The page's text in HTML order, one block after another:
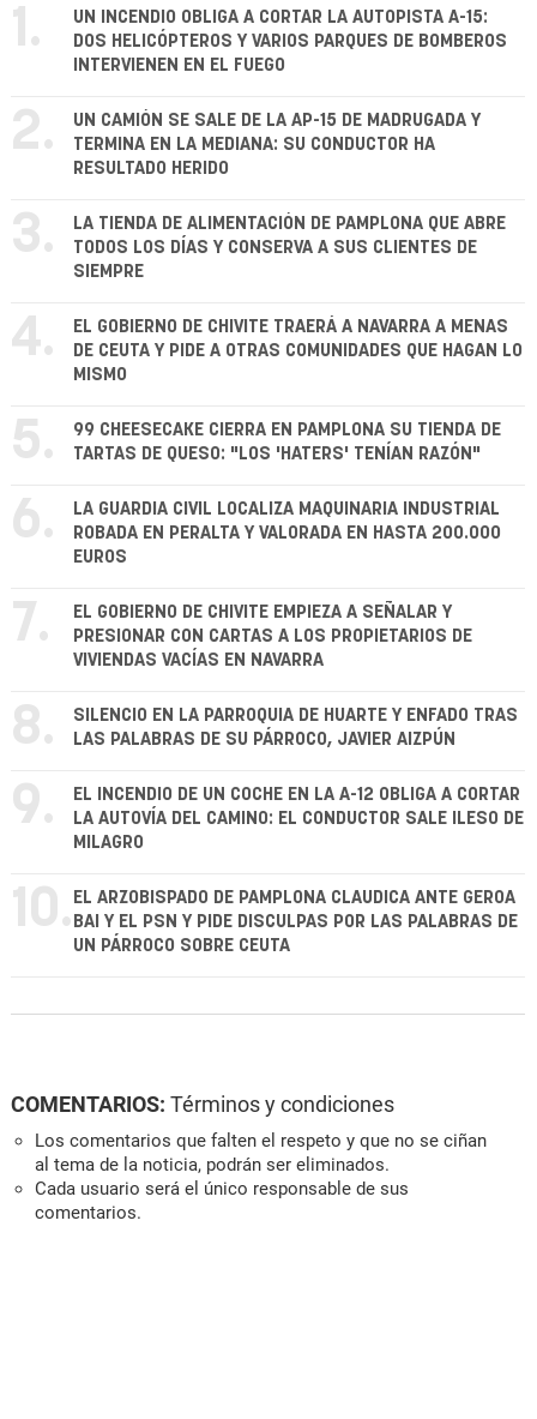
1.
UN INCENDIO OBLIGA A CORTAR LA AUTOPISTA A-15:
DOS HELICÓPTEROS Y VARIOS PARQUES DE BOMBEROS
INTERVIENEN EN EL FUEGO
2.
UN CAMIÓN SE SALE DE LA AP-15 DE MADRUGADA Y
TERMINA EN LA MEDIANA: SU CONDUCTOR HA
RESULTADO HERIDO
3.
LA TIENDA DE ALIMENTACIÓN DE PAMPLONA QUE ABRE
TODOS LOS DÍAS Y CONSERVA A SUS CLIENTES DE
SIEMPRE
4.
EL GOBIERNO DE CHIVITE TRAERÁ A NAVARRA A MENAS
DE CEUTA Y PIDE A OTRAS COMUNIDADES QUE HAGAN LO
MISMO
5.
99 CHEESECAKE CIERRA EN PAMPLONA SU TIENDA DE
TARTAS DE QUESO: "LOS 'HATERS' TENÍAN RAZÓN"
6.
LA GUARDIA CIVIL LOCALIZA MAQUINARIA INDUSTRIAL
ROBADA EN PERALTA Y VALORADA EN HASTA 200.000
EUROS
7.
EL GOBIERNO DE CHIVITE EMPIEZA A SEÑALAR Y
PRESIONAR CON CARTAS A LOS PROPIETARIOS DE
VIVIENDAS VACÍAS EN NAVARRA
8.
SILENCIO EN LA PARROQUIA DE HUARTE Y ENFADO TRAS
LAS PALABRAS DE SU PÁRROCO, JAVIER AIZPÚN
9.
EL INCENDIO DE UN COCHE EN LA A-12 OBLIGA A CORTAR
LA AUTOVÍA DEL CAMINO: EL CONDUCTOR SALE ILESO DE
MILAGRO
10. EL ARZOBISPADO DE PAMPLONA CLAUDICA ANTE GEROA
BAI Y EL PSN Y PIDE DISCULPAS POR LAS PALABRAS DE
UN PÁRROCO SOBRE CEUTA
COMENTARIOS: Términos y condiciones
Los comentarios que falten el respeto y que no se ciñan
al tema de la noticia, podrán ser eliminados.
Cada usuario será el único responsable de sus
comentarios.